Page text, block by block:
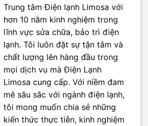
Trung tâm Điện lạnh Limosa với
hơn 10 năm kinh nghiệm trong
lĩnh vực sửa chữa, bảo trì điện
lạnh. Tôi luôn đặt sự tận tâm và
chất lượng lên hàng đầu trong
mọi dịch vụ mà Điện Lạnh
Limosa cung cấp. Với niềm đam
mê sâu sắc với ngành điện lạnh,
tôi mong muốn chia sẻ những
kiến thức thực tiễn, kinh nghiệm